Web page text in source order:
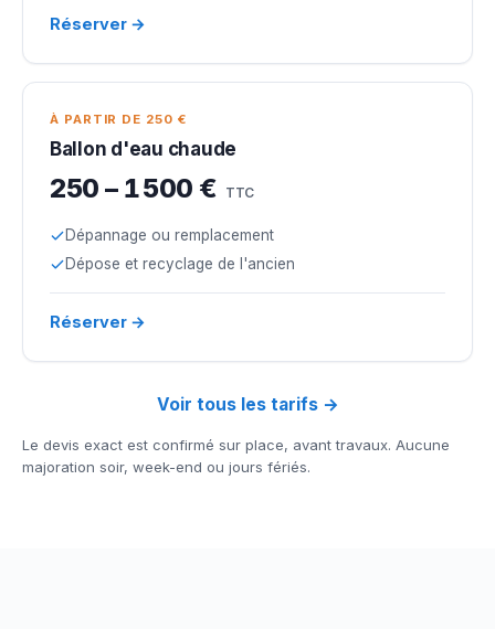
Réserver →
À PARTIR DE 250 €
Ballon d'eau chaude
250 – 1 500 € TTC
Dépannage ou remplacement
Dépose et recyclage de l'ancien
Réserver →
Voir tous les tarifs →
Le devis exact est confirmé sur place, avant travaux. Aucune
majoration soir, week-end ou jours fériés.